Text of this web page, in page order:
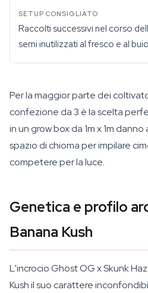
Raccolti successivi nel corso
semi inutilizzati al fresco e al buio
Per la maggior parte dei
confezione da 3 è la scelta
in un grow box da 1m x 1m
spazio di chioma per impilare
competere per la luce.
Genetica e profilo
Banana Kush
L'incrocio Ghost OG x Skunk
Kush il suo carattere